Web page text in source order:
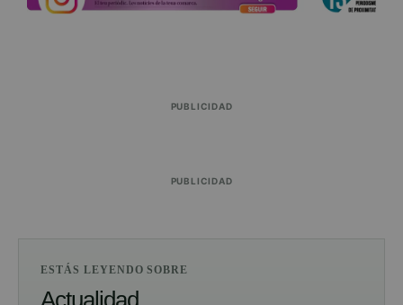
PUBLICIDAD
PUBLICIDAD
ESTÁS LEYENDO SOBRE
Actualidad